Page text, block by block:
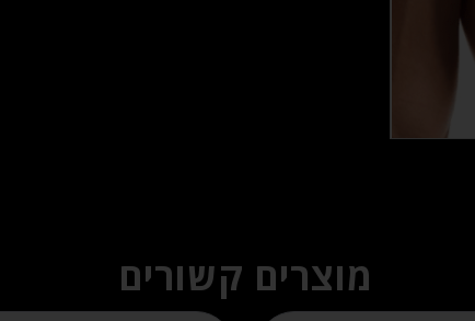
מוצרים קשורים